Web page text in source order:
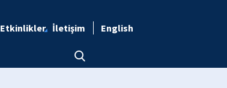
Etkinlikler İletişim English